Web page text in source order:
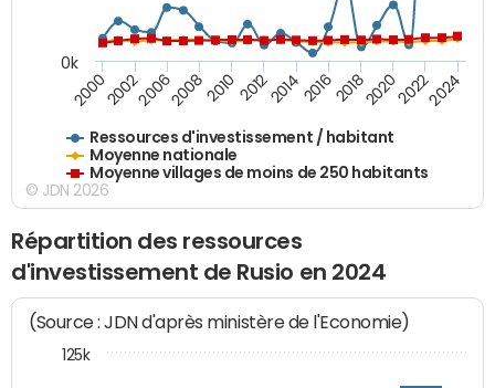
Ressources d'investissement / habitant
Moyenne nationale
Moyenne villages de moins de 250 habitants
20002002200620082010 2012201420162018202020222024
0k
© JDN 2026
Répartition des ressources
d'investissement de Rusio en 2024
(Source : JDN d'après ministère de l'Economie)
125k